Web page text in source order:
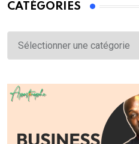
CATÉGORIES
Catégories